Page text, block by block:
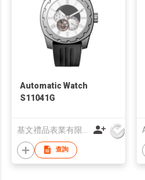
Automatic Watch
S11041G
查詢